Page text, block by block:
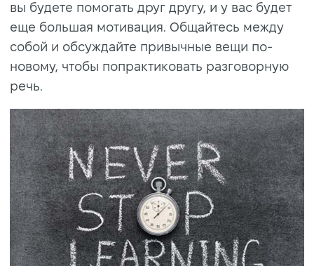
вы будете помогать друг другу, и у вас будет
еще большая мотивация. Общайтесь между
собой и обсуждайте привычные вещи по-
новому, чтобы попрактиковать разговорную
речь.